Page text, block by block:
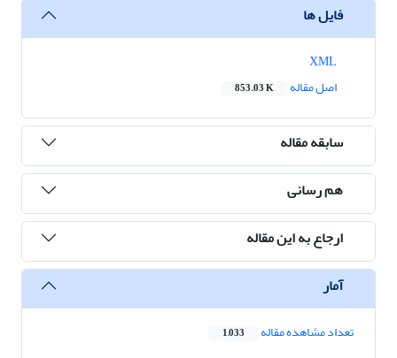
فایل ها
اصل مقاله
853.03 K
سابقه مقاله
هم رسانی
ارجاع به این مقاله
آمار
تعداد مشاهده مقاله 1,033